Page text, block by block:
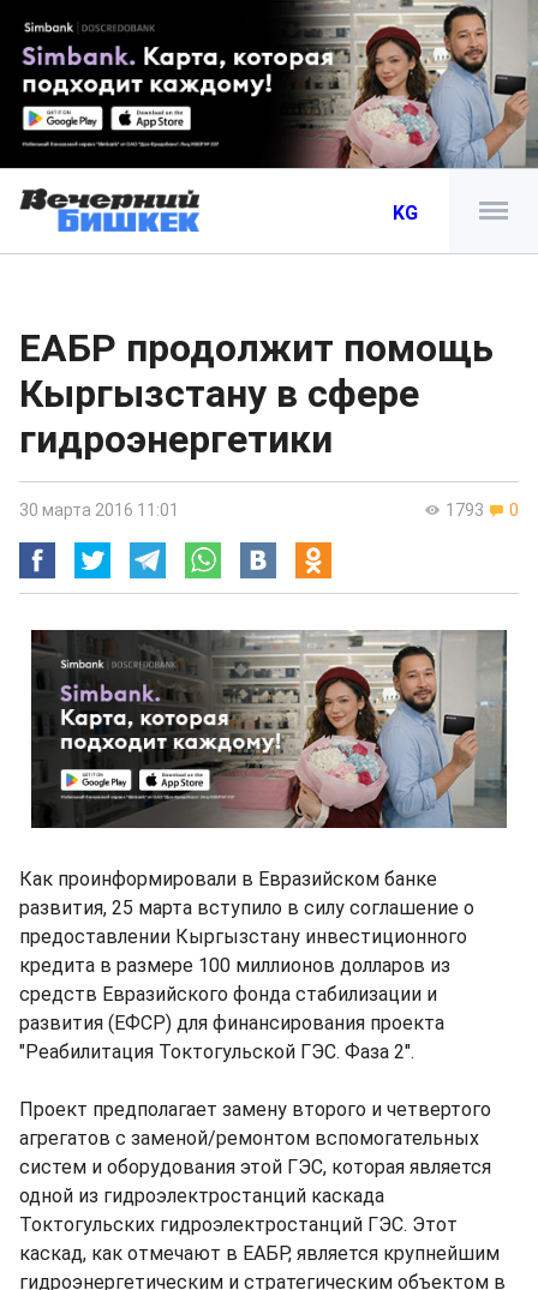
KG
ЕАБР продолжит помощь
Кыргызстану в сфере
гидроэнергетики
1793 0
30 марта 2016 11:01
Как проинформировали в Евразийском банке
развития, 25 марта вступило в силу соглашение о
предоставлении Кыргызстану инвестиционного
кредита в размере 100 миллионов долларов из
средств Евразийского фонда стабилизации и
развития (ЕФСР) для финансирования проекта
"Реабилитация Токтогульской ГЭС. Фаза 2".
Проект предполагает замену второго и четвертого
агрегатов с заменой/ремонтом вспомогательных
систем и оборудования этой ГЭС, которая является
одной из гидроэлектростанций каскада
Токтогульских гидроэлектростанций ГЭС. Этот
каскад, как отмечают в ЕАБР, является крупнейшим
гидроэнергетическим и стратегическим объектом в